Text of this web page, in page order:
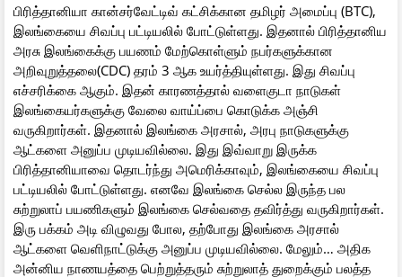
பிரித்தானியா கான்சர்வேட்டிவ் கட்சிக்கான தமிழர் அமைப்பு (BTC),
இலங்கையை சிவப்பு பட்டியலில் போட்டுள்ளது. இதனால் பிரித்தானிய
அரசு இலங்கைக்கு பயணம் மேற்கொள்ளும் நபர்களுக்கான
அறிவுறுத்தலை(CDC) தரம் 3 ஆக உயர்த்தியுள்ளது. இது சிவப்பு
எச்சரிக்கை ஆகும். இதன் காரணத்தால் வளைகுடா நாடுகள்
இலங்கையர்களுக்கு வேலை வாய்ப்பை கொடுக்க அஞ்சி
வருகிறார்கள். இதனால் இலங்கை அரசால், அரபு நாடுகளுக்கு
ஆட்களை அனுப்ப முடியவில்லை. இது இவ்வாறு இருக்க
பிரித்தானியாவை தொடர்ந்து அமெரிக்காவும், இலங்கையை சிவப்பு
பட்டியலில் போட்டுள்ளது. எனவே இலங்கை செல்ல இருந்த பல
சுற்றுலாப் பயணிகளும் இலங்கை செல்வதை தவிர்த்து வருகிறார்கள்.
இரு பக்கம் அடி விழுவது போல, தற்போது இலங்கை அரசால்
ஆட்களை வெளிநாட்டுக்கு அனுப்ப முடியவில்லை. மேலும்… அதிக
அன்னிய நாணயத்தை பெற்றுத்தரும் சுற்றுலாத் துறைக்கும் பலத்த